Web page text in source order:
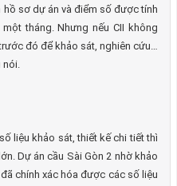
hồ sơ dự án và điểm số được tính
tháng. Nhưng nếu CII không
đó để khảo sát, nghiên cứu…
nói.
liệu khảo sát, thiết kế chi tiết thì
Dự án cầu Sài Gòn 2 nhờ khảo
chính xác hóa được các số liệu